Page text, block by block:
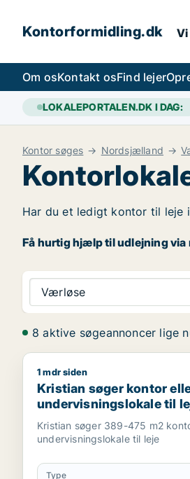
Kontorformidling.dk Vi
Om osKontakt osFind lejer
LOKALEPORTALEN.DK I DAG:
Kontor søges Nordsjælland
Har du et ledigt kontor til leje
Få hurtig hjælp til udlejning via
Værløse
8 aktive søgeannoncer lige
Kristian søger kontor eller
1 mdr siden
Kristian søger kontor
undervisningslokale til
Brønshøj eller Herlev m.fl.
Kristian søger 389-475 m2
undervisningslokale til leje
Type